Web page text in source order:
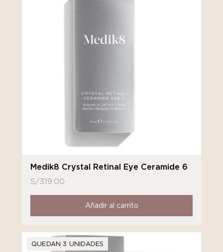
Medik8 Crystal Retinal Eye Ceramide 6
S/319.00
Añadir al carrito
QUEDAN 3 UNIDADES